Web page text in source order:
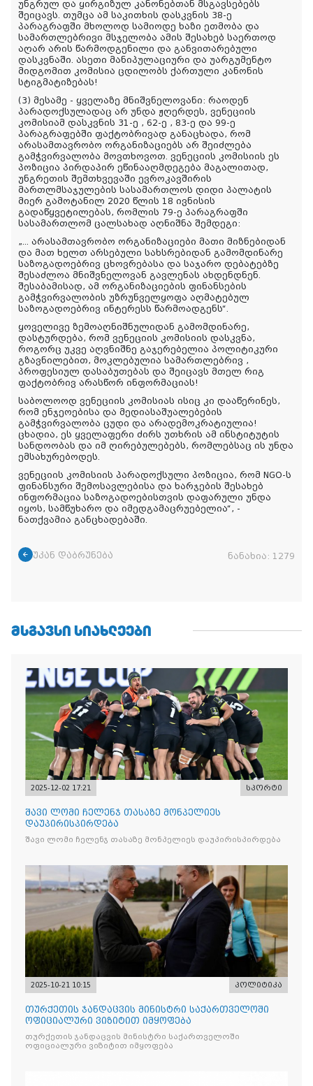
უნგრულ და ყირგიზულ კანონებთან მსგავსებებს
შეიცავს. თუმცა ამ საკითხის დასკვნის 38-ე
პარაგრაფში მხოლოდ სამიოდე ხაზი ეთმობა და
სამართლებრივი მსჯელობა ამის შესახებ საერთოდ
აღარ არის წარმოდგენილი და განვითარებული
დასკვნაში. ასეთი მანიპულაციური და უარგუმენტო
მიდგომით კომისია ცდილობს ქართული კანონის
სტიგმატიზებას!
(3) მესამე - ყველაზე მნიშვნელოვანი: რაოდენ
პარადოქსულადაც არ უნდა ჟღერდეს, ვენეციის
კომისიამ დასკვნის 31-ე , 62-ე , 83-ე და 99-ე
პარაგრაფებში ფაქტობრივად განაცხადა, რომ
არასამთავრობო ორგანიზაციებს არ შეიძლება
გამჭვირვალობა მოვთხოვოთ. ვენეციის კომისიის ეს
პოზიცია პირდაპირ ეწინააღმდეგება მაგალითად,
უნგრეთის შემთხვევაში ევროკავშირის
მართლმსაჯულების სასამართლოს დიდი პალატის
მიერ გამოტანილ 2020 წლის 18 ივნისის
გადაწყვეტილებას, რომლის 79-ე პარაგრაფში
სასამართლომ ცალსახად აღნიშნა შემდეგი:
„... არასამთავრობო ორგანიზაციები მათი მიზნებიდან
და მათ ხელთ არსებული სახსრებიდან გამომდინარე
საზოგადოებრივ ცხოვრებასა და საჯარო დებატებზე
შესაძლოა მნიშვნელოვან გავლენას ახდენდნენ.
შესაბამისად, ამ ორგანიზაციების ფინანსების
გამჭვირვალობის უზრუნველყოფა აღმატებულ
საზოგადოებრივ ინტერესს წარმოადგენს“.
ყოველივე ზემოაღნიშნულიდან გამომდინარე,
დასტურდება, რომ ვენეციის კომისიის დასკვნა,
როგორც უკვე აღვნიშნე გაჯერებელია პოლიტიკური
გზავნილებით, მოკლებულია სამართლებრივ ,
პროფესიულ დასაბუთებას და შეიცავს მთელ რიგ
ფაქტობრივ არასწორ ინფორმაციას!
საბოლოოდ ვენეციის კომისიას ისიც კი დააწერინეს,
რომ ენჯეოებისა და მედიასაშუალებების
გამჭვირვალობა ცუდი და არადემოკრატიულია!
ცხადია, ეს ყველაფერი ძირს უთხრის ამ ინსტიტუტის
სანდოობას და იმ ღირებულებებს, რომლებსაც ის უნდა
ემსახურებოდეს.
ვენეციის კომისიის პარადოქსული პოზიცია, რომ NGO-ს
ფინანსური შემოსავლებისა და ხარჯების შესახებ
ინფორმაცია საზოგადოებისთვის დაფარული უნდა
იყოს, სამწუხარო და იმედგამაცრუებელია“, -
ნათქვამია განცხადებაში.
უკან დაბრუნება ნანახია: 1279
ᲛᲡᲒᲐᲕᲡᲘ ᲡᲘᲐᲮᲚᲔᲔᲑᲘ
2025-12-02 17:21 სპორტი
შავი ლომი ჩელენჯ თასაზე მონპელიეს
დაუპირისპირდება
შავი ლომი ჩელენჯ თასაზე მონპელიეს დაუპირისპირდება
2025-10-21 10:15 პოლიტიკა
თურქეთის ჯანდაცვის მინისტრი საქართველოში
ოფიციალური ვიზიტით იმყოფება
თურქეთის ჯანდაცვის მინისტრი საქართველოში
ოფიციალური ვიზიტით იმყოფება